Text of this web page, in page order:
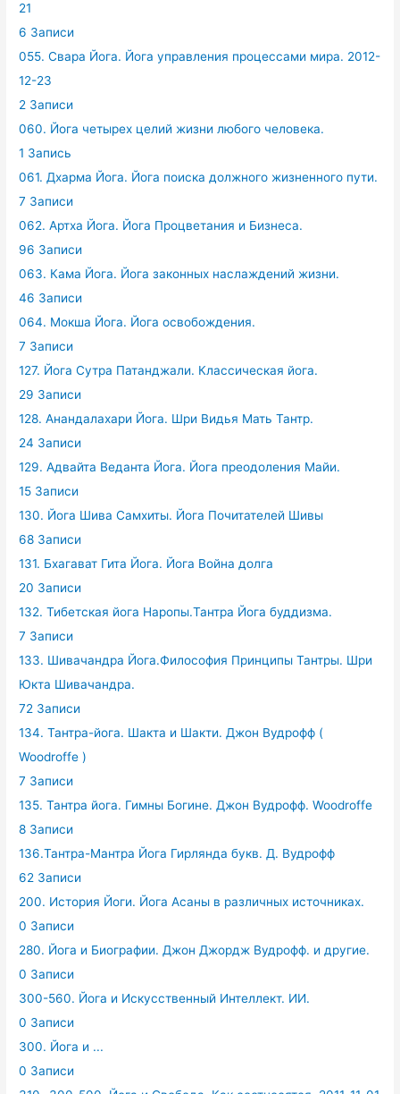
21
6 Записи
055. Свара Йога. Йога управления процессами мира. 2012-
12-23
2 Записи
060. Йога четырех целий жизни любого человека.
1 Запись
061. Дхарма Йога. Йога поиска должного жизненного пути.
7 Записи
062. Артха Йога. Йога Процветания и Бизнеса.
96 Записи
063. Кама Йога. Йога законных наслаждений жизни.
46 Записи
064. Мокша Йога. Йога освобождения.
7 Записи
127. Йога Сутра Патанджали. Классическая йога.
29 Записи
128. Анандалахари Йога. Шри Видья Мать Тантр.
24 Записи
129. Адвайта Веданта Йога. Йога преодоления Майи.
15 Записи
130. Йога Шива Самхиты. Йога Почитателей Шивы
68 Записи
131. Бхагават Гита Йога. Йога Война долга
20 Записи
132. Тибетская йога Наропы.Тантра Йога буддизма.
7 Записи
133. Шивачандра Йога.Философия Принципы Тантры. Шри
Юкта Шивачандра.
72 Записи
134. Тантра-йога. Шакта и Шакти. Джон Вудрофф (
Woodroffe )
7 Записи
135. Тантра йога. Гимны Богине. Джон Вудрофф. Woodroffe
8 Записи
136.Тантра-Мантра Йога Гирлянда букв. Д. Вудрофф
62 Записи
200. История Йоги. Йога Асаны в различных источниках.
0 Записи
280. Йога и Биографии. Джон Джордж Вудрофф. и другие.
0 Записи
300-560. Йога и Искусственный Интеллект. ИИ.
0 Записи
300. Йога и ...
0 Записи